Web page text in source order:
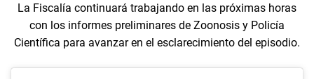
La Fiscalía continuará trabajando en las próximas horas
con los informes preliminares de Zoonosis y Policía
Científica para avanzar en el esclarecimiento del episodio.